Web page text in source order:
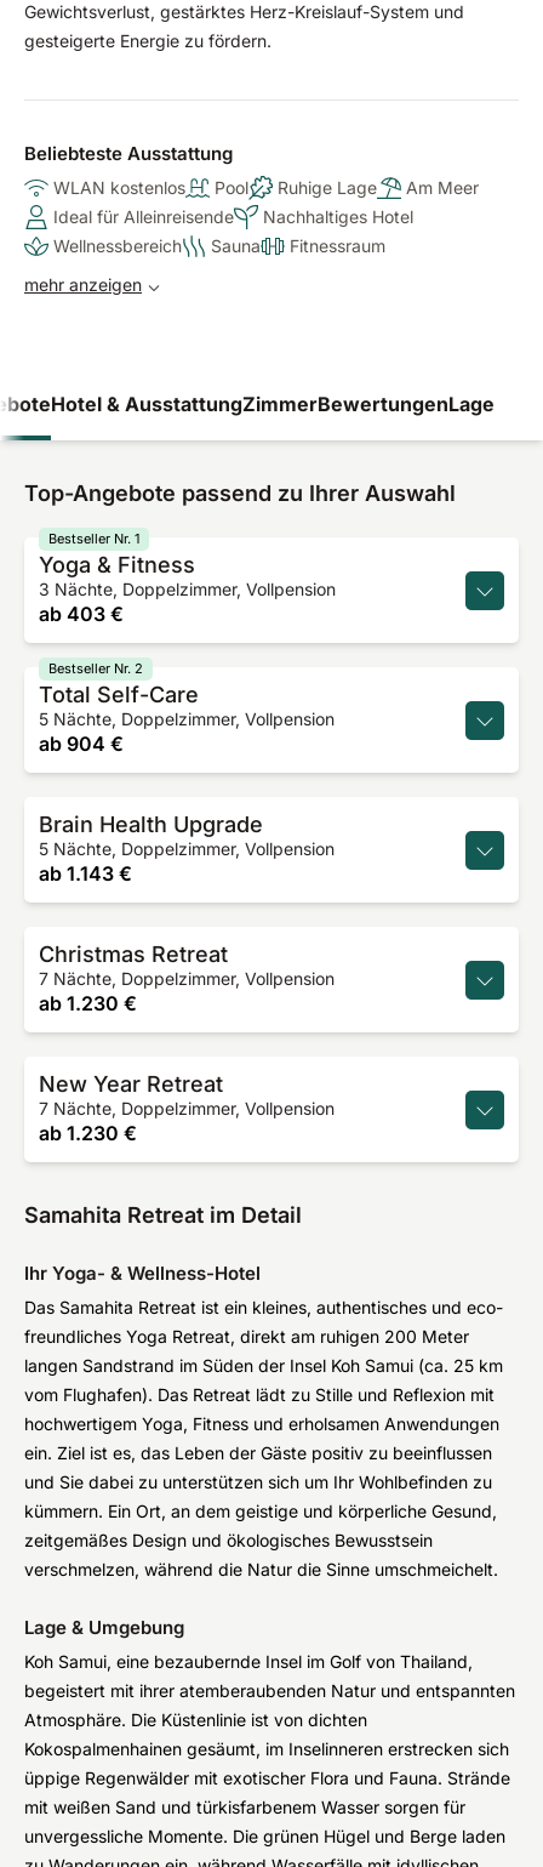
Gewichtsverlust, gestärktes Herz-Kreislauf-System und
gesteigerte Energie zu fördern.
Beliebteste Ausstattung
WLAN kostenlos Pool Ruhige Lage
Am Meer
Ideal für Alleinreisende
Nachhaltiges Hotel
Wellnessbereich
Sauna
Fitnessraum
mehr anzeigen
Hotel & AusstattungZimmerBewertungenLage
Top-Angebote passend zu Ihrer Auswahl
Yoga & Fitness
3 Nächte, Doppelzimmer, Vollpension
ab 403 €
Bestseller Nr. 1
Total Self-Care
5 Nächte, Doppelzimmer, Vollpension
ab 904 €
Bestseller Nr. 2
Brain Health Upgrade
5 Nächte, Doppelzimmer, Vollpension
ab 1.143 €
Christmas Retreat
7 Nächte, Doppelzimmer, Vollpension
ab 1.230 €
New Year Retreat
7 Nächte, Doppelzimmer, Vollpension
ab 1.230 €
Samahita Retreat im Detail
Ihr Yoga- & Wellness-Hotel
Das Samahita Retreat ist ein kleines, authentisches und eco-
freundliches Yoga Retreat, direkt am ruhigen 200 Meter
langen Sandstrand im Süden der Insel Koh Samui (ca. 25 km
vom Flughafen). Das Retreat lädt zu Stille und Reflexion mit
hochwertigem Yoga, Fitness und erholsamen Anwendungen
ein. Ziel ist es, das Leben der Gäste positiv zu beeinflussen
und Sie dabei zu unterstützen sich um Ihr Wohlbefinden zu
kümmern. Ein Ort, an dem geistige und körperliche Gesund,
zeitgemäßes Design und ökologisches Bewusstsein
verschmelzen, während die Natur die Sinne umschmeichelt.
Lage & Umgebung
Koh Samui, eine bezaubernde Insel im Golf von Thailand,
begeistert mit ihrer atemberaubenden Natur und entspannten
Atmosphäre. Die Küstenlinie ist von dichten
Kokospalmenhainen gesäumt, im Inselinneren erstrecken sich
üppige Regenwälder mit exotischer Flora und Fauna. Strände
mit weißen Sand und türkisfarbenem Wasser sorgen für
unvergessliche Momente. Die grünen Hügel und Berge laden